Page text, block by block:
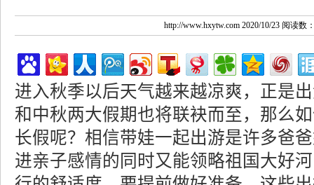
http://www.hxytw.com 2020/10/23 阅读数
进入秋季以后天气越来越凉爽，正是
和中秋两大假期也将联袂而至，那么
长假呢？相信带娃一起出游是许多爸
进亲子感情的同时又能领略祖国大好